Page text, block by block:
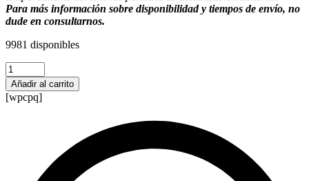
Para más información sobre disponibilidad y tiempos de envío, no
dude en consultarnos.
9981 disponibles
Temario
Inglés
primaria
cantidad
Añadir al carrito
[wpcpq]